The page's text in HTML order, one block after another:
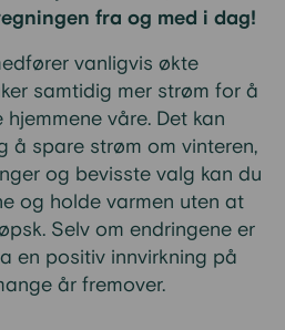
fra og med i dag!
vanligvis økte
samtidig mer strøm for å
våre. Det kan
å spare strøm om vinteren,
og bevisste valg kan du
og holde varmen uten at
Selv om endringene er
en positiv innvirkning på
år fremover.